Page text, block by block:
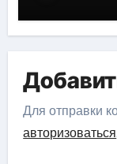
Для отправки
авторизоваться